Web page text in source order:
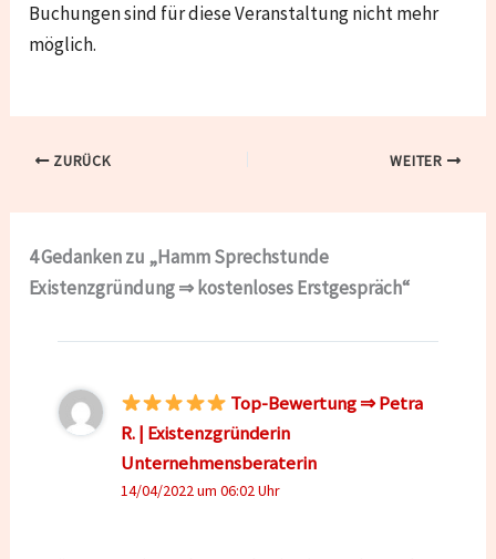
Buchungen sind für diese Veranstaltung nicht mehr
möglich.
ZURÜCK WEITER
4 Gedanken zu „Hamm Sprechstunde
Existenzgründung ⇒ kostenloses Erstgespräch“
Top-Bewertung ⇒ Petra
R. | Existenzgründerin
Unternehmensberaterin
14/04/2022 um 06:02 Uhr